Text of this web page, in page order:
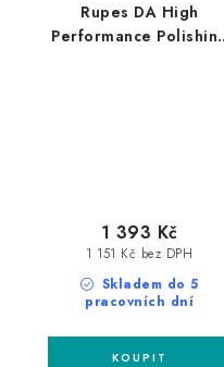
Rupes DA High
Performance
Skladem do 5
pracovních dní
1 151 Kč bez DPH
1 393 Kč